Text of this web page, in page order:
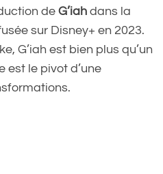
de G’iah dans la
sur Disney+ en 2023.
G’iah est bien plus qu’un
est le pivot d’une